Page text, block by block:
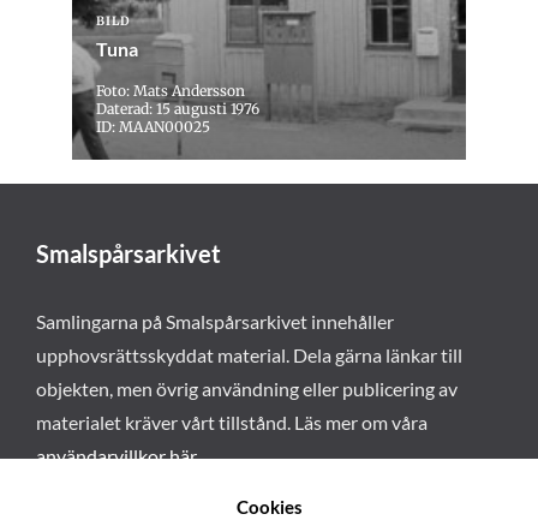
BILD
Tuna
Foto: Mats Andersson
Daterad: 15 augusti 1976
ID: MAAN00025
Smalspårsarkivet
Samlingarna på Smalspårsarkivet innehåller
upphovsrättsskyddat material. Dela gärna länkar till
objekten, men övrig användning eller publicering av
materialet kräver vårt tillstånd. Läs mer om våra
användarvillkor här.
Cookies